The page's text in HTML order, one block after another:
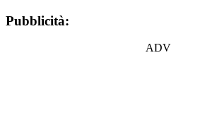
Pubblicità:
ADV